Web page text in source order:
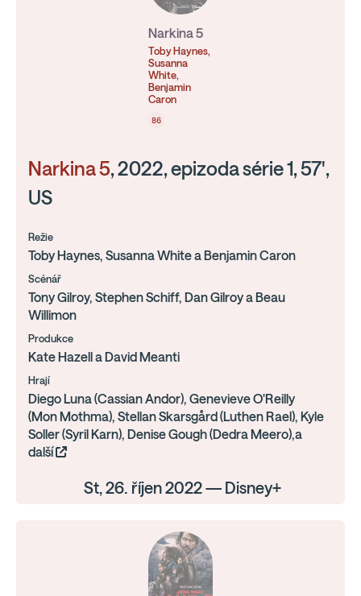
Narkina 5
Toby Haynes,
Susanna
White,
Benjamin
Caron
86
Narkina 5, 2022, epizoda série 1, 57',
US
Režie
Toby Haynes, Susanna White a Benjamin Caron
Scénář
Tony Gilroy, Stephen Schiff, Dan Gilroy a Beau
Willimon
Produkce
Kate Hazell a David Meanti
Hrají
Diego Luna (Cassian Andor), Genevieve O'Reilly
(Mon Mothma), Stellan Skarsgård (Luthen Rael), Kyle
Soller (Syril Karn), Denise Gough (Dedra Meero),a
další
St, 26. říjen 2022 — Disney+